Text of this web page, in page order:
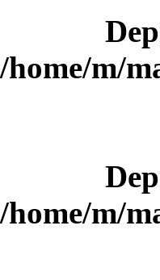
/home/m/
/home/m/